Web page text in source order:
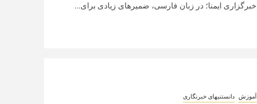
خبرگزاری ایمنا؛ در زبان فارسی، ضمیرهای زیادی برای...
آموزش دانستنیهای خبرنگاری